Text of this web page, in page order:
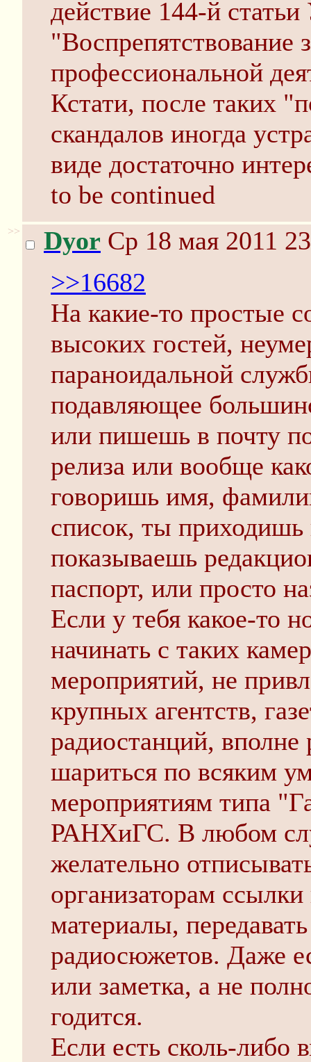
действие 144-й
"Воспрепятствование
профессиональной
Кстати, после таких
скандалов иногда
виде достаточно
to be continued
>> Dyor Ср 18 мая 2011
>>16682
На какие-то простые
высоких гостей,
параноидальной
подавляющее
или пишешь в почту
релиза или вообще
говоришь имя,
список, ты приходишь
показываешь
паспорт, или просто
Если у тебя какое-то
начинать с таких
мероприятий, не
крупных агентств,
радиостанций,
шариться по всяким
мероприятиям типа
РАНХиГС. В любом
желательно
организаторам
материалы,
радиосюжетов. Даже
или заметка, а не
годится.
Если есть сколь-либо